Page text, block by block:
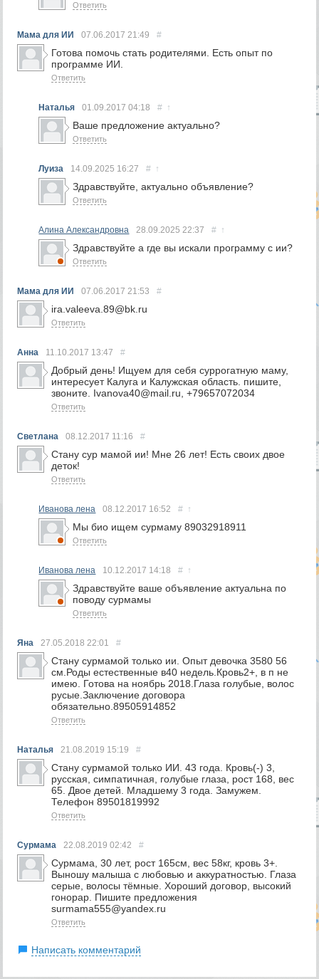
Ответить
Мама для ИИ 07.06.2017 21:49 #
Готова помочь стать родителями. Есть опыт по
программе ИИ.
Ответить
Наталья 01.09.2017 04:18 # ↑
Ваше предложение актуально?
Ответить
Луиза 14.09.2025 16:27 # ↑
Здравствуйте, актуально объявление?
Ответить
Алина Александровна 28.09.2025 22:37 # ↑
Здравствуйте а где вы искали программу с ии?
Ответить
Мама для ИИ 07.06.2017 21:53 #
ira.valeeva.89@bk.ru
Ответить
Анна 11.10.2017 13:47 #
Добрый день! Ищуем для себя суррогатную маму,
интересует Калуга и Калужская область. пишите,
звоните. Ivanova40@mail.ru, +79657072034
Ответить
Светлана 08.12.2017 11:16 #
Стану сур мамой ии! Мне 26 лет! Есть своих двое
деток!
Ответить
Иванова лена 08.12.2017 16:52 # ↑
Мы био ищем сурмаму 89032918911
Ответить
Иванова лена 10.12.2017 14:18 # ↑
Здравствуйте ваше объявление актуальна по
поводу сурмамы
Ответить
Яна 27.05.2018 22:01 #
Стану сурмамой только ии. Опыт девочка 3580 56
см.Роды естественные в40 недель.Кровь2+, в п не
имею. Готова на ноябрь 2018.Глаза голубые, волос
русые.Заключение договора
обязательно.89505914852
Ответить
Наталья 21.08.2019 15:19 #
Стану сурмамой только ИИ. 43 года. Кровь(-) 3,
русская, симпатичная, голубые глаза, рост 168, вес
65. Двое детей. Младшему 3 года. Замужем.
Телефон 89501819992
Ответить
Сурмама 22.08.2019 02:42 #
Сурмама, 30 лет, рост 165см, вес 58кг, кровь 3+.
Выношу малыша с любовью и аккуратностью. Глаза
серые, волосы тёмные. Хороший договор, высокий
гонорар. Пишите предложения
surmama555@yandex.ru
Ответить
Написать комментарий